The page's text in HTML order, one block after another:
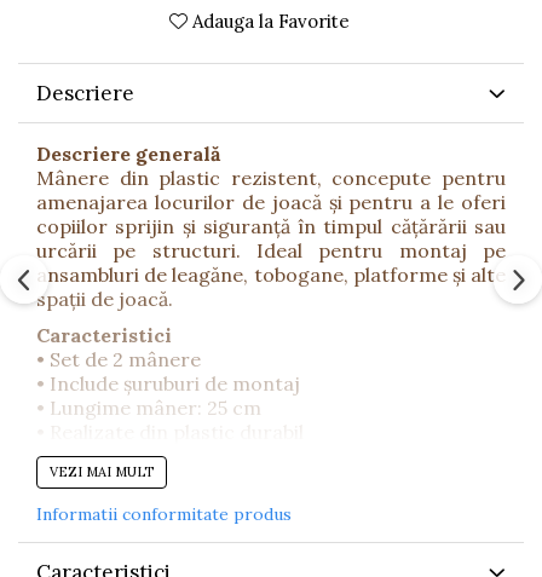
Adauga la Favorite
Descriere
Descriere generală
Mânere din plastic rezistent, concepute pentru
amenajarea locurilor de joacă și pentru a le oferi
copiilor sprijin și siguranță în timpul cățărării sau
urcării pe structuri. Ideal pentru montaj pe
ansambluri de leagăne, tobogane, platforme și alte
spații de joacă.
Caracteristici
• Set de 2 mânere
• Include șuruburi de montaj
• Lungime mâner: 25 cm
• Potrivite pentru exterior și interior
• Culoare: galben
• Instalare facilă
Detalii tehnice
• Material: plastic rezistent
VEZI MAI MULT
Informatii conformitate produs